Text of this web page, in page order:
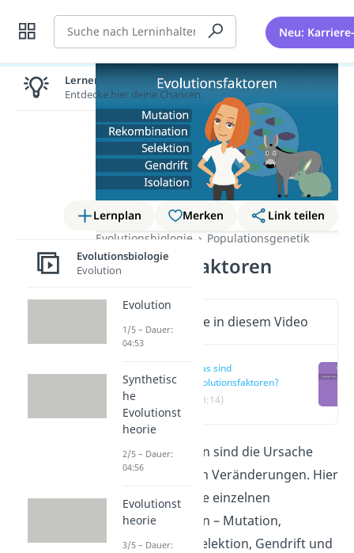
Suche Neu:
Lernplan Merken
Link teilen
Evolutionsbiologie
Populationsgenetik
Evolutionsfaktoren
Wichtige Inhalte in diesem Video
Was sind
Evolutionsfaktoren?
(00:14)
Evolutionsfaktoren sind die Ursache
aller evolutionären Veränderungen. Hier
erklären wir dir die einzelnen
Evolutionsfaktoren – Mutation,
Rekombination, Selektion, Gendrift und
Lernen lohnt sich!
Entdecke hier deine Chancen.
Evolutionsbiologie
Evolution
Evolution
1/5 – Dauer:
04:53
Synthetisc
he
Evolutionst
heorie
2/5 – Dauer:
04:56
Evolutionst
heorie
3/5 – Dauer: